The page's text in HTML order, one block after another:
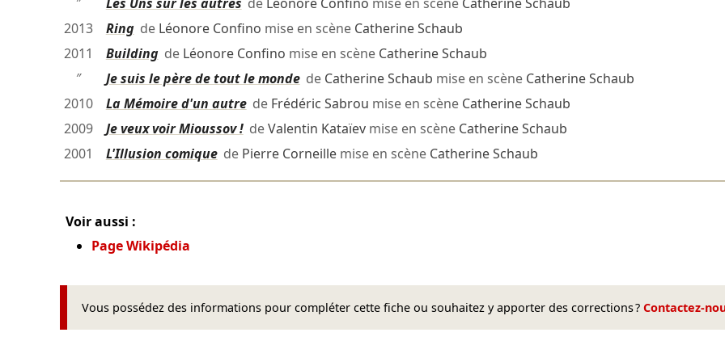
2013
Ringde Léonore Confino mise en scène Catherine Schaub
2011
Buildingde Léonore Confino mise en scène Catherine Schaub
″
Je suis le père de tout le mondede Catherine Schaub mise en scène Catherine Schaub
2010
La Mémoire d'un autrede Frédéric Sabrou mise en scène Catherine Schaub
2009
Je veux voir Mioussov !deValentin Kataïevmise en scène Catherine Schaub
2001
L'Illusion comiquede Pierre Corneillemise en scène Catherine Schaub
Voir aussi :
Page Wikipédia
Vous possédez des informations pour compléter cette fiche ou souhaitez y apporter des corrections ? Contactez-